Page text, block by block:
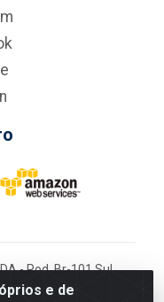
e de
- Rod. Br-101 Sul,
400 CNPJ: